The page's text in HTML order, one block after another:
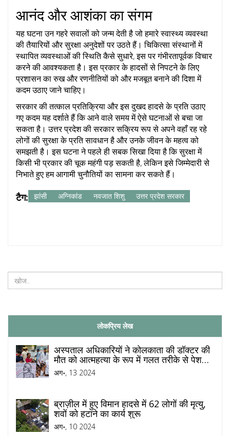
आनंद और आशंका का संगम
यह घटना उन गहरे सवालों को जन्म देती है जो हमारे स्वास्थ्य व्यवस्था
की तैयारियों और सुरक्षा अनुदेशों पर उठते हैं। चिकित्सा संस्थानों में
स्थापित व्यवस्थाओं की स्थिति कैसे सुधारे, इस पर गंभीरतापूर्वक विचार
करने की आवश्यकता है। इस प्रकार के हादसों से निपटने के लिए
प्रशासन का रुख और रणनीतियों को और मजबूत बनाने की दिशा में
कदम उठाए जाने चाहिए।
सरकार की तत्काल प्रतिक्रिया और इस दुखद हादसे के प्रति उठाए
गए कदम यह दर्शाते हैं कि आने वाले समय में ऐसे घटनाओं से बचा जा
सकता है। उत्तर प्रदेश की सरकार सक्रिय रूप से अपने वहाँ रह रहे
लोगों की सुरक्षा के प्रति सावधान है और उनके जीवन के महत्व को
समझती है। इस घटना ने पहले ही सबक सिखा दिया है कि सुरक्षा में
किसी भी प्रकार की चूक महंगी पड़ सकती है, लेकिन इसे जिम्मेदारी से
निभाते हुए हम आगामी चुनौतियों का सामना कर सकते हैं।
टैग: झांसी अग्निकांड नवजात शिशु उत्तर प्रदेश सरकार
लोकप्रिय लेख
अस्पताल अधिकारियों ने कोलकाता की डॉक्टर की
मौत को आत्महत्या के रूप में गलत तरीके से पेश
किया, परिवार को गुमराह किया
अग॰, 13 2024
ब्राज़ील में हुए विमान हादसे में 62 लोगों की मृत्यु,
शवों को हटाने का कार्य शुरू
अग॰, 10 2024